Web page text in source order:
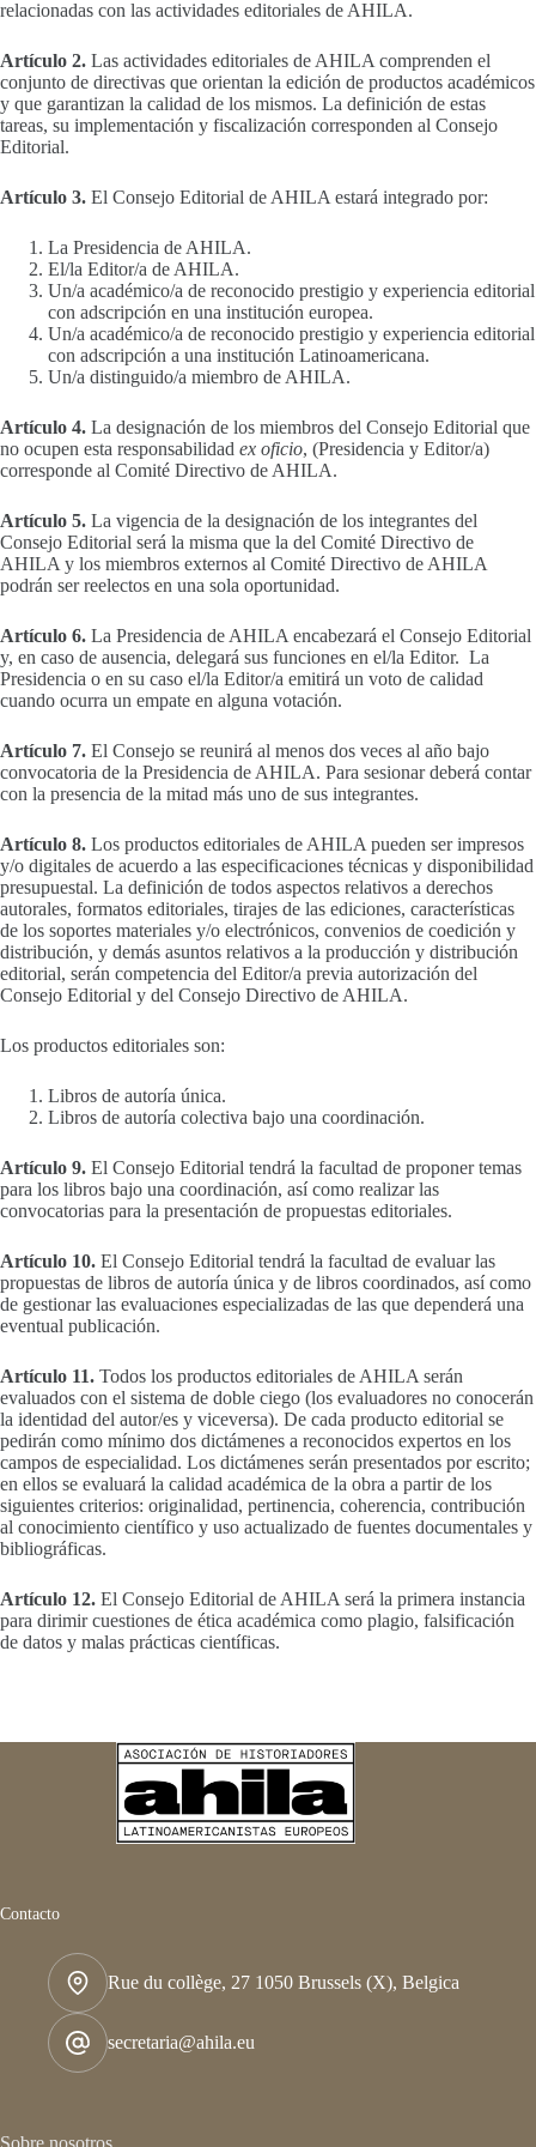
relacionadas con las actividades editoriales de AHILA.
Artículo 2. Las actividades editoriales de AHILA comprenden el
conjunto de directivas que orientan la edición de productos académicos
y que garantizan la calidad de los mismos. La definición de estas
tareas, su implementación y fiscalización corresponden al Consejo
Editorial.
Artículo 3. El Consejo Editorial de AHILA estará integrado por:
La Presidencia de AHILA.
El/la Editor/a de AHILA.
Un/a académico/a de reconocido prestigio y experiencia editorial
con adscripción en una institución europea.
Un/a académico/a de reconocido prestigio y experiencia editorial
con adscripción a una institución Latinoamericana.
Un/a distinguido/a miembro de AHILA.
Artículo 4. La designación de los miembros del Consejo Editorial que
no ocupen esta responsabilidad ex oficio, (Presidencia y Editor/a)
corresponde al Comité Directivo de AHILA.
Artículo 5. La vigencia de la designación de los integrantes del
Consejo Editorial será la misma que la del Comité Directivo de
AHILA y los miembros externos al Comité Directivo de AHILA
podrán ser reelectos en una sola oportunidad.
Artículo 6. La Presidencia de AHILA encabezará el Consejo Editorial
y, en caso de ausencia, delegará sus funciones en el/la Editor. La
Presidencia o en su caso el/la Editor/a emitirá un voto de calidad
cuando ocurra un empate en alguna votación.
Artículo 7. El Consejo se reunirá al menos dos veces al año bajo
convocatoria de la Presidencia de AHILA. Para sesionar deberá contar
con la presencia de la mitad más uno de sus integrantes.
Artículo 8. Los productos editoriales de AHILA pueden ser impresos
y/o digitales de acuerdo a las especificaciones técnicas y disponibilidad
presupuestal. La definición de todos aspectos relativos a derechos
autorales, formatos editoriales, tirajes de las ediciones, características
de los soportes materiales y/o electrónicos, convenios de coedición y
distribución, y demás asuntos relativos a la producción y distribución
editorial, serán competencia del Editor/a previa autorización del
Consejo Editorial y del Consejo Directivo de AHILA.
Los productos editoriales son:
Libros de autoría única.
Libros de autoría colectiva bajo una coordinación.
Artículo 9. El Consejo Editorial tendrá la facultad de proponer temas
para los libros bajo una coordinación, así como realizar las
convocatorias para la presentación de propuestas editoriales.
Artículo 10. El Consejo Editorial tendrá la facultad de evaluar las
propuestas de libros de autoría única y de libros coordinados, así como
de gestionar las evaluaciones especializadas de las que dependerá una
eventual publicación.
Artículo 11. Todos los productos editoriales de AHILA serán
evaluados con el sistema de doble ciego (los evaluadores no conocerán
la identidad del autor/es y viceversa). De cada producto editorial se
pedirán como mínimo dos dictámenes a reconocidos expertos en los
campos de especialidad. Los dictámenes serán presentados por escrito;
en ellos se evaluará la calidad académica de la obra a partir de los
siguientes criterios: originalidad, pertinencia, coherencia, contribución
al conocimiento científico y uso actualizado de fuentes documentales y
bibliográficas.
Artículo 12. El Consejo Editorial de AHILA será la primera instancia
para dirimir cuestiones de ética académica como plagio, falsificación
de datos y malas prácticas científicas.
Contacto
Rue du collège, 27 1050 Brussels (X), Belgica
secretaria@ahila.eu